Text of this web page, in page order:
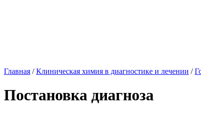
Главная /Клиническая химия в диагностике и лечении /
Постановка диагноза